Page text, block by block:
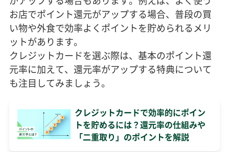
お店でポイント還元がアップする場合、普段の買
い物や外食で効率よくポイントを貯められるメリ
ットがあります。
クレジットカードを選ぶ際は、基本のポイント還
元率に加えて、還元率がアップする特典について
も注目してみましょう。
クレジットカードで効率的にポイン
トを貯めるには？還元率の仕組みや
「二重取り」のポイントを解説